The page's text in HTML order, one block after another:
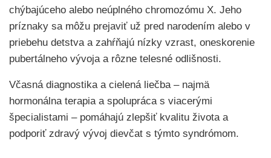
chýbajúceho alebo neúplného chromozómu X. Jeho
príznaky sa môžu prejaviť už pred narodením alebo v
priebehu detstva a zahŕňajú nízky vzrast, oneskorenie
pubertálneho vývoja a rôzne telesné odlišnosti.
Včasná diagnostika a cielená liečba – najmä
hormonálna terapia a spolupráca s viacerými
špecialistami – pomáhajú zlepšiť kvalitu života a
podporiť zdravý vývoj dievčat s týmto syndrómom.